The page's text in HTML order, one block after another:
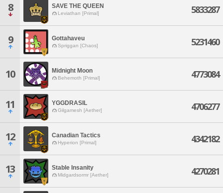
8 SAVE THE QUEEN
Leviathan [Primal] 5833287
9 Gottahaveu
Spriggan [Chaos] 5231460
10 Midnight Moon
Behemoth [Primal] 4773084
11 YGGDRASIL
Gilgamesh [Aether] 4706277
12 Canadian Tactics
Hyperion [Primal] 4342182
13 Stable Insanity
Midgardsormr [Aether] 4270281